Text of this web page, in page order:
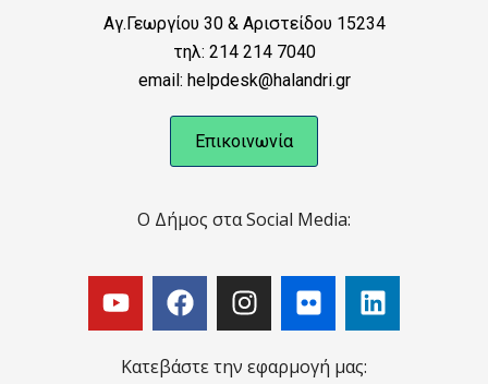
Αγ.Γεωργίου 30 & Αριστείδου 15234
τηλ: 214 214 7040
email: helpdesk@halandri.gr
Επικοινωνία
Ο Δήμος στα Social Media:
Κατεβάστε την εφαρμογή μας: